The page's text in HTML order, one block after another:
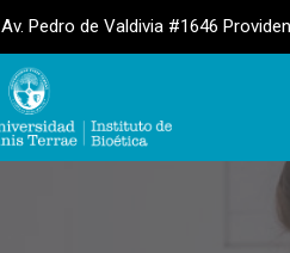
Av. Pedro de Valdivia #1646